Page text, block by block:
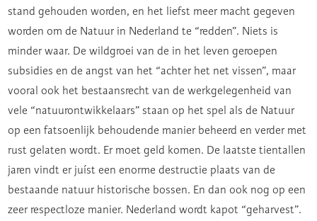
stand gehouden worden, en het liefst meer macht gegeven
worden om de Natuur in Nederland te “redden”. Niets is
minder waar. De wildgroei van de in het leven geroepen
subsidies en de angst van het “achter het net vissen”, maar
vooral ook het bestaansrecht van de werkgelegenheid van
vele “natuurontwikkelaars” staan op het spel als de Natuur
op een fatsoenlijk behoudende manier beheerd en verder met
rust gelaten wordt. Er moet geld komen. De laatste tientallen
jaren vindt er juíst een enorme destructie plaats van de
bestaande natuur historische bossen. En dan ook nog op een
zeer respectloze manier. Nederland wordt kapot “geharvest”.